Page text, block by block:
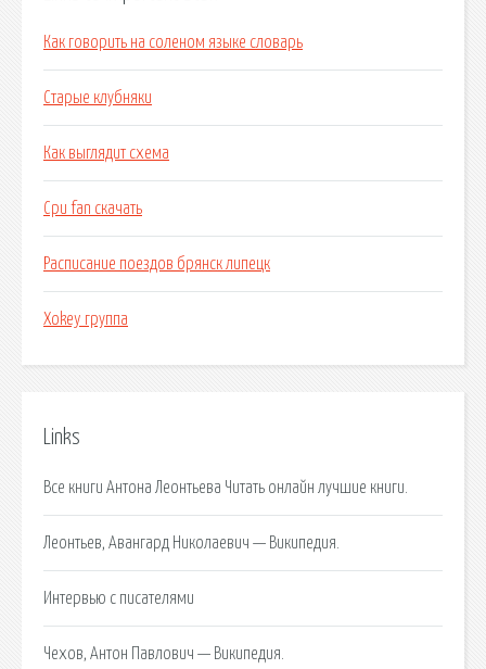
Как говорить на соленом языке словарь
Старые клубняки
Как выглядит схема
Cpu fan скачать
Расписание поездов брянск липецк
Xokey группа
Links
Все книги Антона Леонтьева Читать онлайн лучшие книги.
Леонтьев, Авангард Николаевич — Википедия.
Интервью с писателями
Чехов, Антон Павлович — Википедия.